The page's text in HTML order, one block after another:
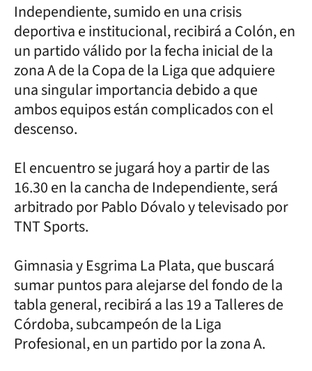
Independiente, sumido en una crisis
deportiva e institucional, recibirá a Colón, en
un partido válido por la fecha inicial de la
zona A de la Copa de la Liga que adquiere
una singular importancia debido a que
ambos equipos están complicados con el
descenso.
El encuentro se jugará hoy a partir de las
16.30 en la cancha de Independiente, será
arbitrado por Pablo Dóvalo y televisado por
TNT Sports.
Gimnasia y Esgrima La Plata, que buscará
sumar puntos para alejarse del fondo de la
tabla general, recibirá a las 19 a Talleres de
Córdoba, subcampeón de la Liga
Profesional, en un partido por la zona A.